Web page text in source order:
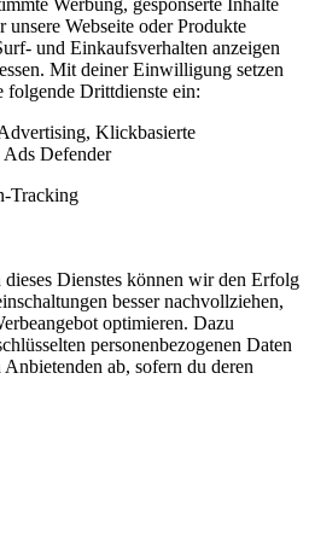
unsere Webseite oder Produkte
und Einkaufsverhalten anzeigen
Mit deiner Einwilligung setzen
folgende Drittdienste ein:
Klickbasierte
Defender
Tracking
Dienstes können wir den Erfolg
besser nachvollziehen,
optimieren. Dazu
personenbezogenen Daten
ab, sofern du deren